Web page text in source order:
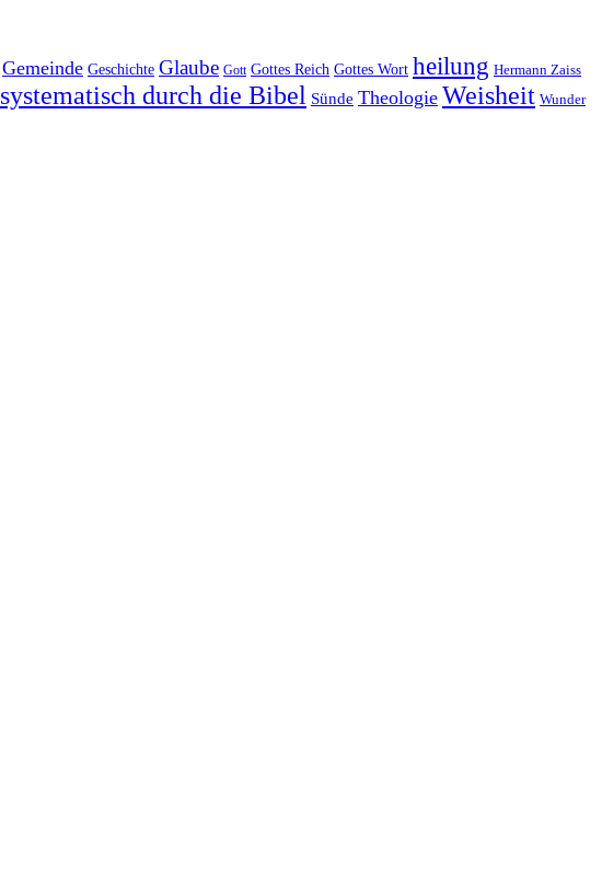
Gemeinde Geschichte Glaube Gott Gottes Reich Gottes Wort heilung Hermann Zaiss
systematisch durch die Bibel Sünde Theologie Weisheit Wunder